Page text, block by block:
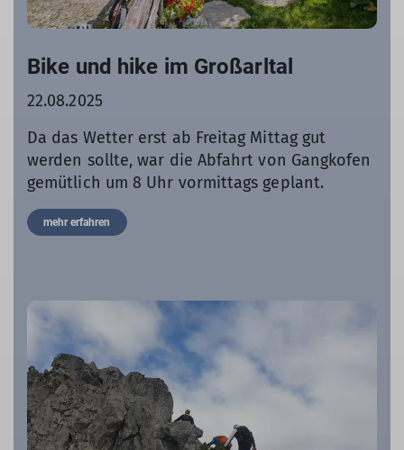
Bike und hike im Großarltal
22.08.2025
Da das Wetter erst ab Freitag Mittag gut
werden sollte, war die Abfahrt von Gangkofen
gemütlich um 8 Uhr vormittags geplant.
mehr erfahren